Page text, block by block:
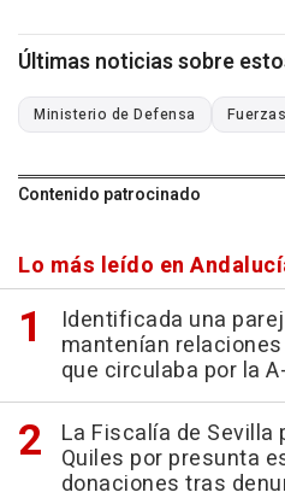
Últimas noticias sobre
Ministerio de Defensa
Contenido patrocinado
Lo más leído en
Identificada una
mantenían
que circulaba por la
La Fiscalía de
Quiles por presunta
donaciones tras